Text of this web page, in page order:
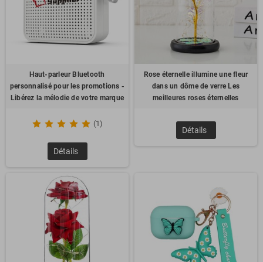
Haut-parleur Bluetooth
personnalisé pour les promotions -
Libérez la mélodie de votre marque
(1)
Détails
Rose éternelle illumine une fleur
dans un dôme de verre Les
meilleures roses éternelles
Détails